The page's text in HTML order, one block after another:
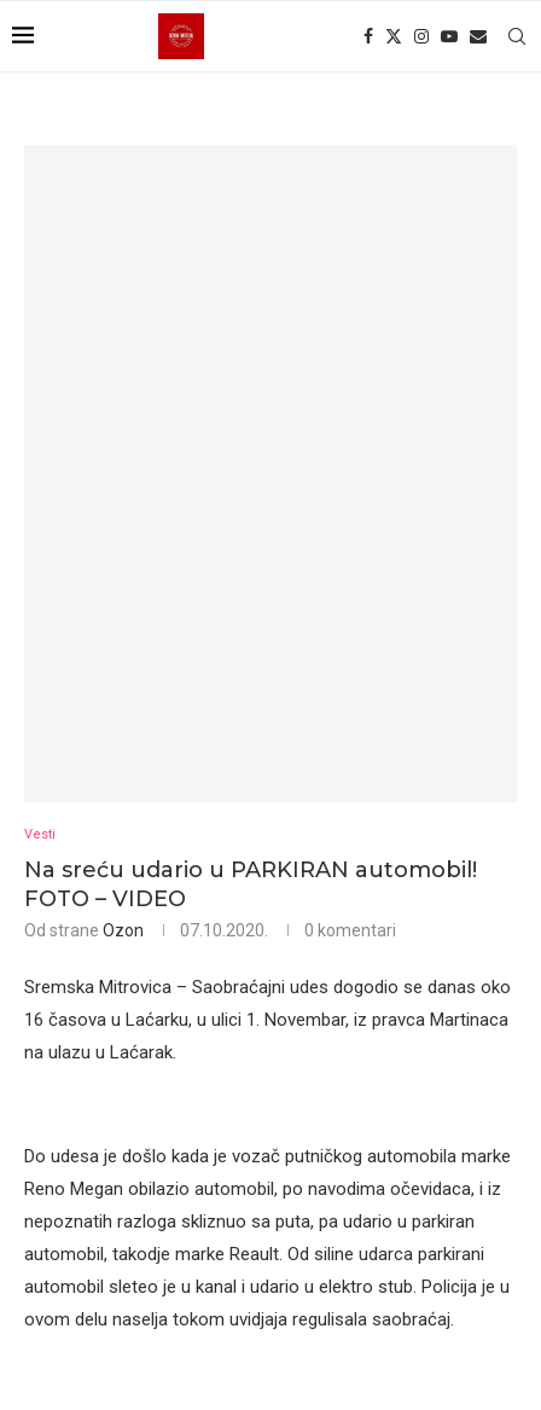
Vesti
Na sreću udario u PARKIRAN automobil!
FOTO – VIDEO
Od strane Ozon 07.10.2020. 0 komentari
Sremska Mitrovica – Saobraćajni udes dogodio se danas oko
16 časova u Laćarku, u ulici 1. Novembar, iz pravca Martinaca
na ulazu u Laćarak.
Do udesa je došlo kada je vozač putničkog automobila marke
Reno Megan obilazio automobil, po navodima očevidaca, i iz
nepoznatih razloga skliznuo sa puta, pa udario u parkiran
automobil, takodje marke Reault. Od siline udarca parkirani
automobil sleteo je u kanal i udario u elektro stub. Policija je u
ovom delu naselja tokom uvidjaja regulisala saobraćaj.